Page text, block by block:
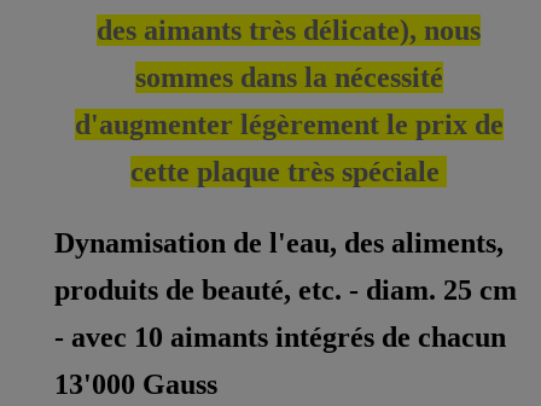
des aimants très délicate), nous
sommes dans la nécessité
d'augmenter légèrement le prix de
cette plaque très spéciale
Dynamisation de l'eau, des aliments,
produits de beauté, etc. - diam. 25 cm
- avec 10 aimants intégrés de chacun
13'000 Gauss